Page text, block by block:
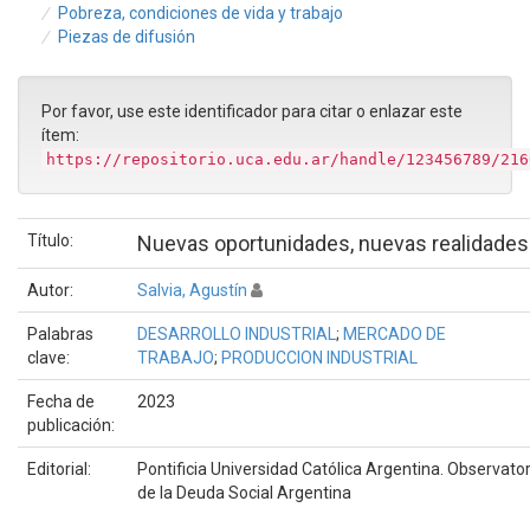
Pobreza, condiciones de vida y trabajo
Piezas de difusión
Por favor, use este identificador para citar o enlazar este
ítem:
https://repositorio.uca.edu.ar/handle/123456789/
Título: Nuevas oportunidades, nuevas realidades
Autor: Salvia, Agustín
Palabras
clave:
DESARROLLO INDUSTRIAL ; MERCADO DE
TRABAJO; PRODUCCION INDUSTRIAL
Fecha de
publicación:
2023
Editorial:
Pontificia Universidad Católica Argentina.
de la Deuda Social Argentina